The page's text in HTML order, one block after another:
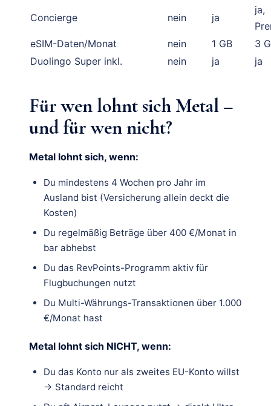
Concierge nein ja
ja,
eSIM-Daten/Monat
nein 1 GB
3
Duolingo Super inkl.
nein ja ja
Für wen lohnt sich Metal –
und für wen nicht?
Metal lohnt sich, wenn:
Du mindestens 4 Wochen pro Jahr im
Ausland bist (Versicherung allein deckt die
Kosten)
Du regelmäßig Beträge über 400 €/Monat in
bar abhebst
Du das RevPoints-Programm aktiv für
Flugbuchungen nutzt
Du Multi-Währungs-Transaktionen über 1.000
€/Monat hast
Metal lohnt sich NICHT, wenn:
Du das Konto nur als zweites EU-Konto willst
→ Standard reicht